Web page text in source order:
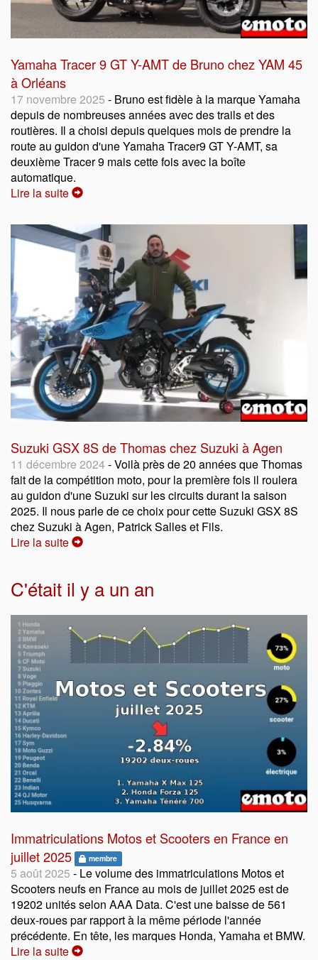
Yamaha Tracer 9 GT Y-AMT de Bruno chez YAM 45
à Orléans
17 novembre 2025 - Bruno est fidèle à la marque Yamaha
depuis de nombreuses années avec des trails et des
routières. Il a choisi depuis quelques mois de prendre la
route au guidon d'une Yamaha Tracer9 GT Y-AMT, sa
deuxième Tracer 9 mais cette fois avec la boîte
automatique.
Lire la suite
Suzuki GSX 8S de Thomas chez Suzuki à Agen
11 décembre 2024- Voilà près de 20 années que Thomas
fait de la compétition moto, pour la première fois il roulera
au guidon d'une Suzuki sur les circuits durant la saison
2025. Il nous parle de ce choix pour cette Suzuki GSX 8S
chez Suzuki à Agen, Patrick Salles et Fils.
Lire la suite
C'était il y a un an
Immatriculations Motos et Scooters en France en
juillet 2025
membre
5 août 2025 - Le volume des immatriculations Motos et
Scooters neufs en France au mois de juillet 2025 est de
19202 unités selon AAA Data. C'est une baisse de 561
deux-roues par rapport à la même période l'année
précédente. En tête, les marques Honda, Yamaha et BMW.
Lire la suite